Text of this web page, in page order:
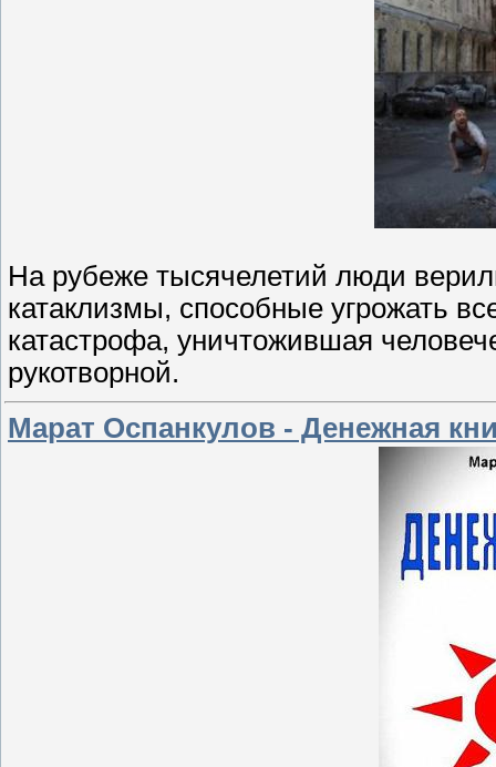
На рубеже тысячелетий люди
катаклизмы, способные угрожать
катастрофа, уничтожившая
рукотворной.
Марат Оспанкулов - Денежная